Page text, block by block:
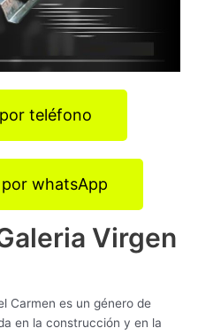
teléfono
whatsApp
Virgen
Carmen es un género de
en la construcción y en la